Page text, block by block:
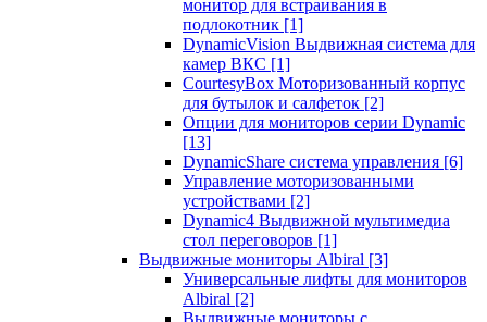
монитор для встраивания в
подлокотник [1]
DynamicVision Выдвижная система для
камер ВКС [1]
CourtesyBox Моторизованный корпус
для бутылок и салфеток [2]
Опции для мониторов серии Dynamic
[13]
DynamicShare система управления [6]
Управление моторизованными
устройствами [2]
Dynamic4 Выдвижной мультимедиа
стол переговоров [1]
Выдвижные мониторы Albiral [3]
Универсальные лифты для мониторов
Albiral [2]
Выдвижные мониторы с